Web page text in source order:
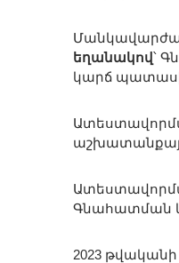
եղանակով՝
կարճ
Գնահատման
2023